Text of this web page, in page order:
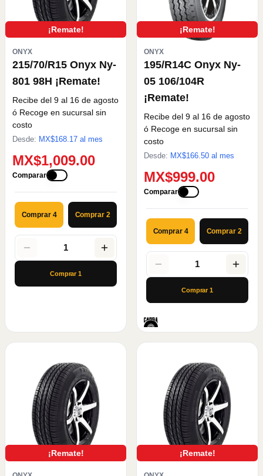
¡Remate!
ONYX
215/70/R15 Onyx Ny-
801 98H ¡Remate!
Recibe del 9 al 16 de agosto
ó Recoge en sucursal sin
costo
Desde: MX$168.17 al mes
MX$1,009.00
Comparar
Comprar 4 Comprar 2
1
Comprar1
¡Remate!
ONYX
195/R14C Onyx Ny-
05 106/104R
¡Remate!
Recibe del 9 al 16 de agosto
ó Recoge en sucursal sin
costo
Desde: MX$166.50 al mes
MX$999.00
Comparar
Comprar 4 Comprar 2
1
Comprar1
¡Remate! ¡Remate!